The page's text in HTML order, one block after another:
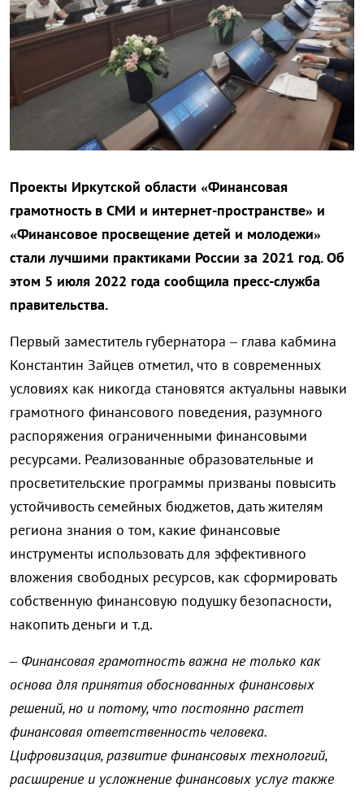
Проекты Иркутской области «Финансовая
грамотность в СМИ и интернет-пространстве» и
«Финансовое просвещение детей и молодежи»
стали лучшими практиками России за 2021 год. Об
этом 5 июля 2022 года сообщила пресс-служба
правительства.
Первый заместитель губернатора – глава кабмина
Константин Зайцев отметил, что в современных
условиях как никогда становятся актуальны навыки
грамотного финансового поведения, разумного
распоряжения ограниченными финансовыми
ресурсами. Реализованные образовательные и
просветительские программы призваны повысить
устойчивость семейных бюджетов, дать жителям
региона знания о том, какие финансовые
инструменты использовать для эффективного
вложения свободных ресурсов, как сформировать
собственную финансовую подушку безопасности,
накопить деньги и т.д.
– Финансовая грамотность важна не только как
основа для принятия обоснованных финансовых
решений, но и потому, что постоянно растет
финансовая ответственность человека.
Цифровизация, развитие финансовых технологий,
расширение и усложнение финансовых услуг также